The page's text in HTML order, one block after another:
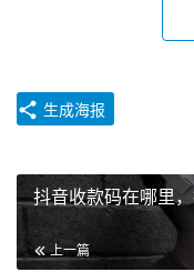
生成海报
抖音收款码在哪里
上一篇